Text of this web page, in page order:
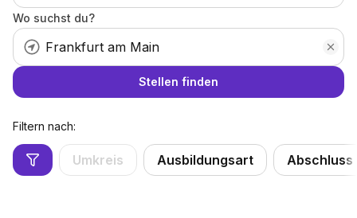
Wo suchst du?
Stellen finden
Filtern nach:
Umkreis Ausbildungsart Abschluss